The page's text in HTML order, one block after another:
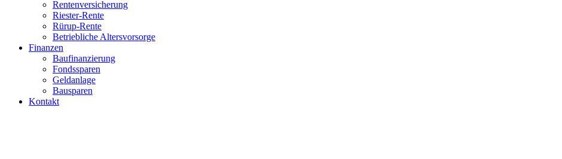
Rentenversicherung
Riester-Rente
Rürup-Rente
Betriebliche Altersvorsorge
Finanzen
Baufinanzierung
Fondssparen
Geldanlage
Bausparen
Kontakt